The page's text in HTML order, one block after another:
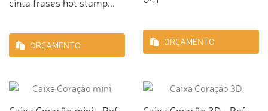
ORÇAMENTO ORÇAMENTO